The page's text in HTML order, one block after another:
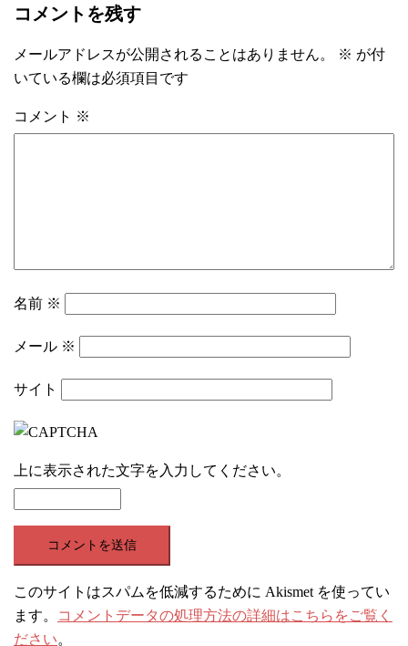
コメントを残す
メールアドレスが公開されることはありません。 ※ が付
いている欄は必須項目です
コメント ※
名前 ※
メール ※
サイト
上に表示された文字を入力してください。
このサイトはスパムを低減するために Akismet を使ってい
ます。
コメントデータの処理方法の詳細はこちらをご覧く
ださい。